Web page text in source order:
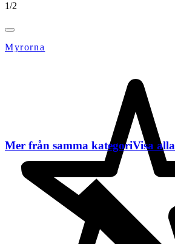
1/2
Myrorna
Mer från samma kategoriVisa alla